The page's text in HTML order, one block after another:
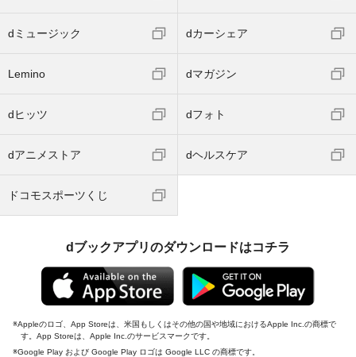
dミュージック dカーシェア
Lemino dマガジン
dヒッツ dフォト
dアニメストア dヘルスケア
ドコモスポーツくじ
dブックアプリのダウンロードはコチラ
Appleのロゴ、App Storeは、米国もしくはその他の国や地域におけるApple Inc.の商標で
す。App Storeは、Apple Inc.のサービスマークです。
Google Play および Google Play ロゴは Google LLC の商標です。